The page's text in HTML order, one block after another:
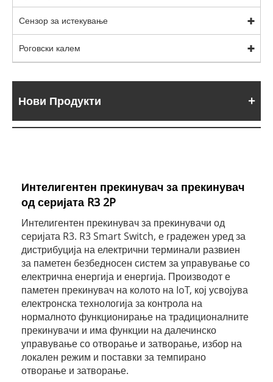
Сензор за истекување
Роговски калем
Нови Продукти
Интелигентен прекинувач за прекинувач
од серијата R3 2P
Интелигентен прекинувач за прекинувачи од
серијата R3. R3 Smart Switch, е градежен уред за
дистрибуција на електрични терминали развиен
за паметен безбедносен систем за управување со
електрична енергија и енергија. Производот е
паметен прекинувач на колото на IoT, кој усвојува
електронска технологија за контрола на
нормалното функционирање на традиционалните
прекинувачи и има функции на далечинско
управување со отворање и затворање, избор на
локален режим и поставки за темпирано
отворање и затворање.